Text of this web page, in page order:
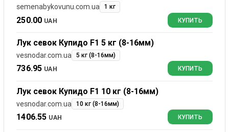
semenabykovunu.com.ua 1 кг
250.00 UAH КУПИТЬ
Лук севок Купидо F1 5 кг (8-16мм)
vesnodar.com.ua 5 кг (8-16мм)
736.95 UAH КУПИТЬ
Лук севок Купидо F1 10 кг (8-16мм)
vesnodar.com.ua 10 кг (8-16мм)
1406.55 UAH КУПИТЬ